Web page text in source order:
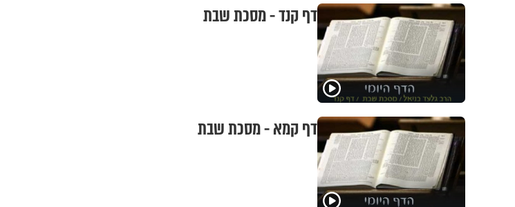
דף קנד - מסכת שבת
דף קמא - מסכת שבת